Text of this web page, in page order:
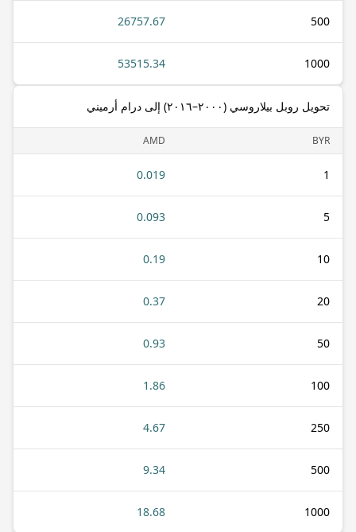
500
26757.67
1000
53515.34
تحويل روبل بيلاروسي (٢٠٠٠–٢٠١٦) إلى درام أرميني
BYR
AMD
1
0.019
5
0.093
10
0.19
20
0.37
50
0.93
100
1.86
250
4.67
500
9.34
1000
18.68